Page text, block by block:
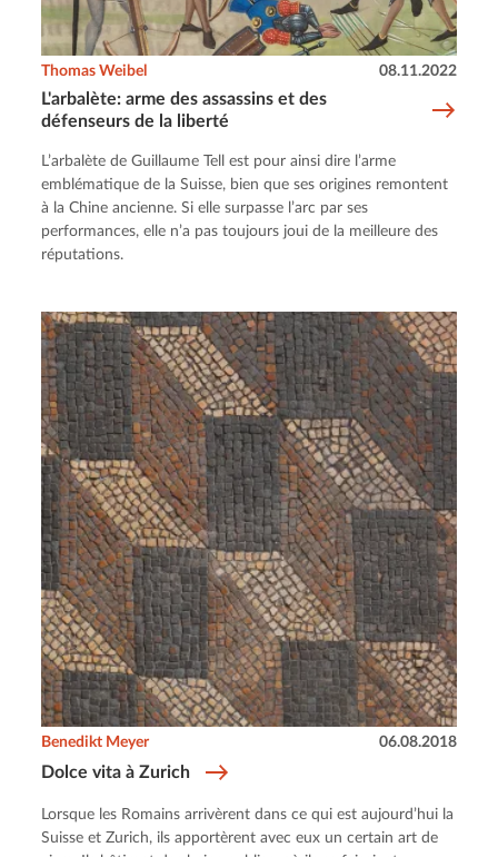
L'arbalète: arme des assassins et des
défenseurs de la liberté
Thomas Weibel 08.11.2022
L’arbalète de Guillaume Tell est pour ainsi dire l’arme
emblématique de la Suisse, bien que ses origines remontent
à la Chine ancienne. Si elle surpasse l’arc par ses
performances, elle n’a pas toujours joui de la meilleure des
réputations.
Dolce vita à Zurich
Benedikt Meyer 06.08.2018
Lorsque les Romains arrivèrent dans ce qui est aujourd’hui la
Suisse et Zurich, ils apportèrent avec eux un certain art de